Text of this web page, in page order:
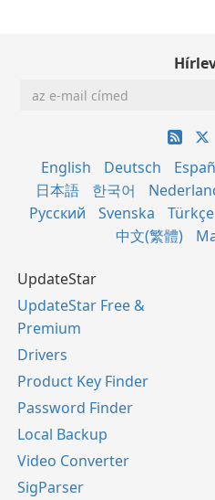
English Deutsch
日本語
한국어
Русский
Svenska Türkçe
中文(繁體)
UpdateStar
UpdateStar Free &
Premium
Drivers
Product Key Finder
Password Finder
Local Backup
Video Converter
SigParser